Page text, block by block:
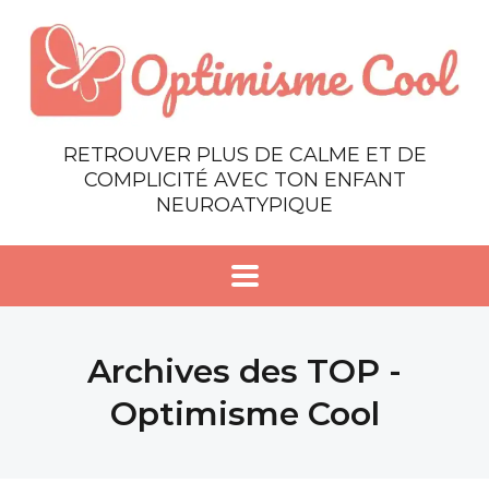
RETROUVER PLUS DE CALME ET DE
COMPLICITÉ AVEC TON ENFANT
NEUROATYPIQUE
Archives des TOP -
Optimisme Cool